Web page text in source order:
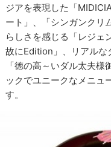
ジアを表現した「
ート」、「シンガンクリ
らしさを感じる「レジ
故にEdition」、リアルな
「徳の高～いダル太夫
ックでユニークなメニュ
す。